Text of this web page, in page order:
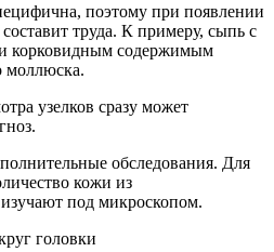
поэтому при появлении
труда. К примеру, сыпь с
корковидным содержимым
моллюска.
узелков сразу может
обследования. Для
кожи из
под микроскопом.
головки